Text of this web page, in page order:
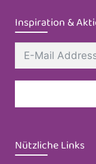
Inspiration &
Nützliche Links